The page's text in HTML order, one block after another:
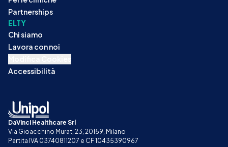
Partnerships
ELTY
Chi siamo
Lavora con noi
Accessibilità
DaVinci Healthcare Srl
Via Gioacchino Murat, 23, 20159, Milano
Partita IVA 03740811207 e CF 10435390967